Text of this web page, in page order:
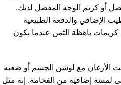
أو كريم الوجه المفضل لديك.
والدفعة الطبيعية
باهظة الثمن عندما يكون
الأرغان مع لوشن الجسم أو ضعيه
إضافية من الفخامة. إنه مثل